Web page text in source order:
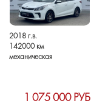
2018 г.в.
142000 км
механическая
1 075 000 РУБ